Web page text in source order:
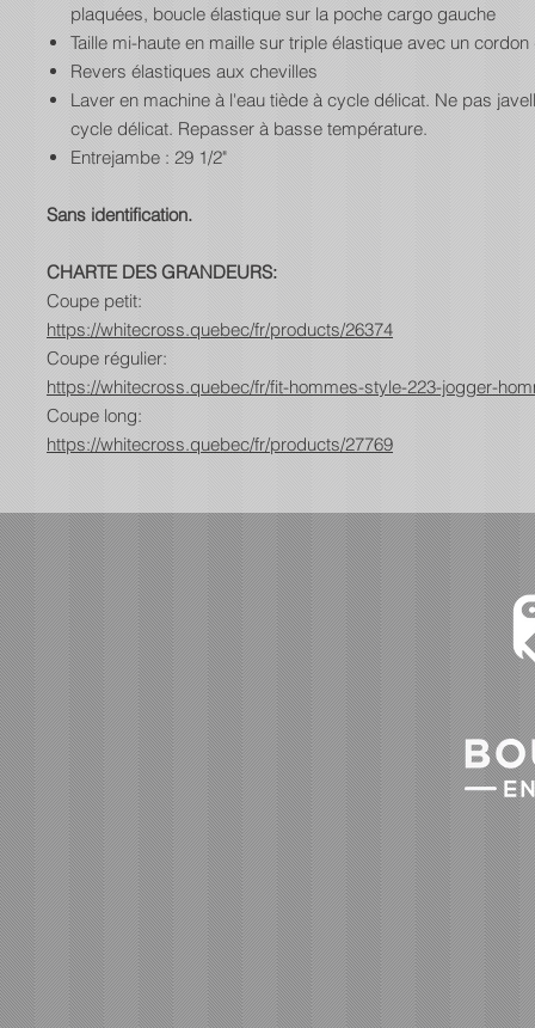
plaquées, boucle élastique sur la poche cargo gauche
Taille mi-haute en maille sur triple élastique avec un
Revers élastiques aux chevilles
Laver en machine à l'eau tiède à cycle délicat. Ne pas
cycle délicat. Repasser à basse température.
Entrejambe : 29 1/2"
Sans identification.
CHARTE DES GRANDEURS:
Coupe petit:
https://whitecross.quebec/fr/products/26374
Coupe régulier:
https://whitecross.quebec/fr/fit-hommes-style-223-jogger-
Coupe long:
https://whitecross.quebec/fr/products/27769